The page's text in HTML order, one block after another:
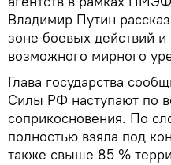
Владимир Путин
зоне боевых действий и
возможного мирного
Глава государства
Силы РФ наступают по
соприкосновения. По
полностью взяла под
также свыше 85 %